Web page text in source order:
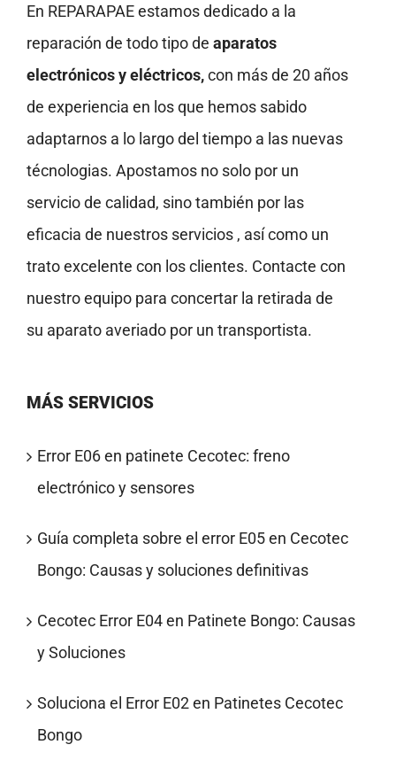
En REPARAPAE estamos dedicado a la
reparación de todo tipo de aparatos
electrónicos y eléctricos,con más de 20 años
de experiencia en los que hemos sabido
adaptarnos a lo largo del tiempo a las nuevas
técnologias. Apostamos no solo por un
servicio de calidad, sino también por las
eficacia de nuestros servicios , así como un
trato excelente con los clientes. Contacte con
nuestro equipo para concertar la retirada de
su aparato averiado por un transportista.
MÁS SERVICIOS
Error E06 en patinete Cecotec: freno
electrónico y sensores
Guía completa sobre el error E05 en Cecotec
Bongo: Causas y soluciones definitivas
Cecotec Error E04 en Patinete Bongo: Causas
y Soluciones
Soluciona el Error E02 en Patinetes Cecotec
Bongo